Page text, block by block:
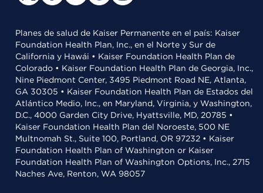
Planes de salud de Kaiser Permanente en el país: Kaiser
Foundation Health Plan, Inc., en el Norte y Sur de
California y Hawái • Kaiser Foundation Health Plan de
Colorado • Kaiser Foundation Health Plan de Georgia, Inc.,
Nine Piedmont Center, 3495 Piedmont Road NE, Atlanta,
GA 30305 • Kaiser Foundation Health Plan de Estados del
Atlántico Medio, Inc., en Maryland, Virginia, y Washington,
D.C., 4000 Garden City Drive, Hyattsville, MD, 20785 •
Kaiser Foundation Health Plan del Noroeste, 500 NE
Multnomah St., Suite 100, Portland, OR 97232 • Kaiser
Foundation Health Plan of Washington or Kaiser
Foundation Health Plan of Washington Options, Inc., 2715
Naches Ave, Renton, WA 98057